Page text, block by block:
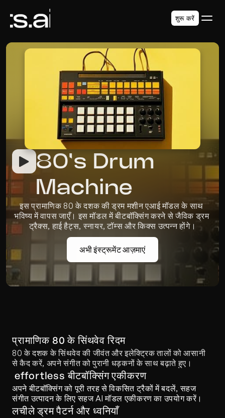
80's Drum
Machine
इस प्रामाणिक 80 के दशक की ड्रम मशीन एआई मॉडल के साथ
भविष्य में वापस जाएँ। इस मॉडल में बीटबॉक्सिंग करने से जैविक ड्रम
ट्रैक्स, हाई हैट्स, स्नायर, टॉम्स और किक्स उत्पन्न होंगे।
अभी इंस्ट्रूमेंट आज़माएं
प्रामाणिक 80 के सिंथवेव रिदम
80 के दशक के सिंथवेव की जीवंत और इलेक्ट्रिक तालों को आसानी
से कैद करें, अपने संगीत को पुरानी धड़कनों के साथ बढ़ाते हुए।
effortless बीटबॉक्सिंग एकीकरण
अपने बीटबॉक्सिंग को पूरी तरह से विकसित ट्रैकों में बदलें, सहज
संगीत उत्पादन के लिए सहज AI मॉडल एकीकरण का उपयोग करें।
लचीले ड्रम पैटर्न और ध्वनियाँ
शुरू करें